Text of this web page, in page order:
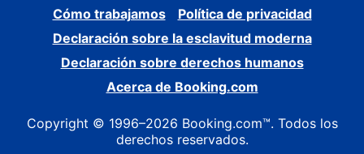
Cómo trabajamos
Política de privacidad
Declaración sobre la esclavitud moderna
Declaración sobre derechos humanos
Acerca de Booking.com
Copyright © 1996–2026 Booking.com™. Todos los
derechos reservados.